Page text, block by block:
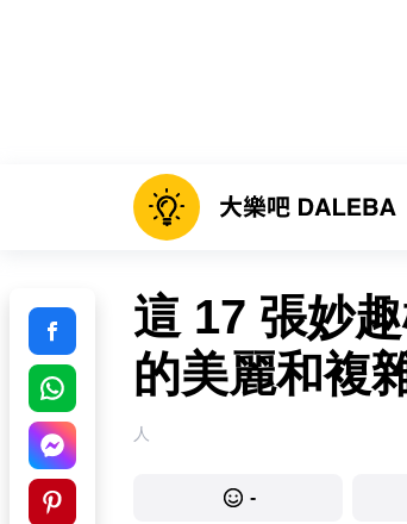
這 17 張妙
的美麗和複
人
-